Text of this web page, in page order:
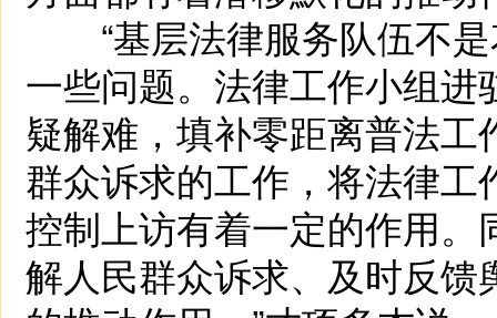
“基层法律服务队伍不是
一些问题。法律工作小组
疑解难，填补零距离普法
群众诉求的工作，将法律
控制上访有着一定的作用
解人民群众诉求、及时反